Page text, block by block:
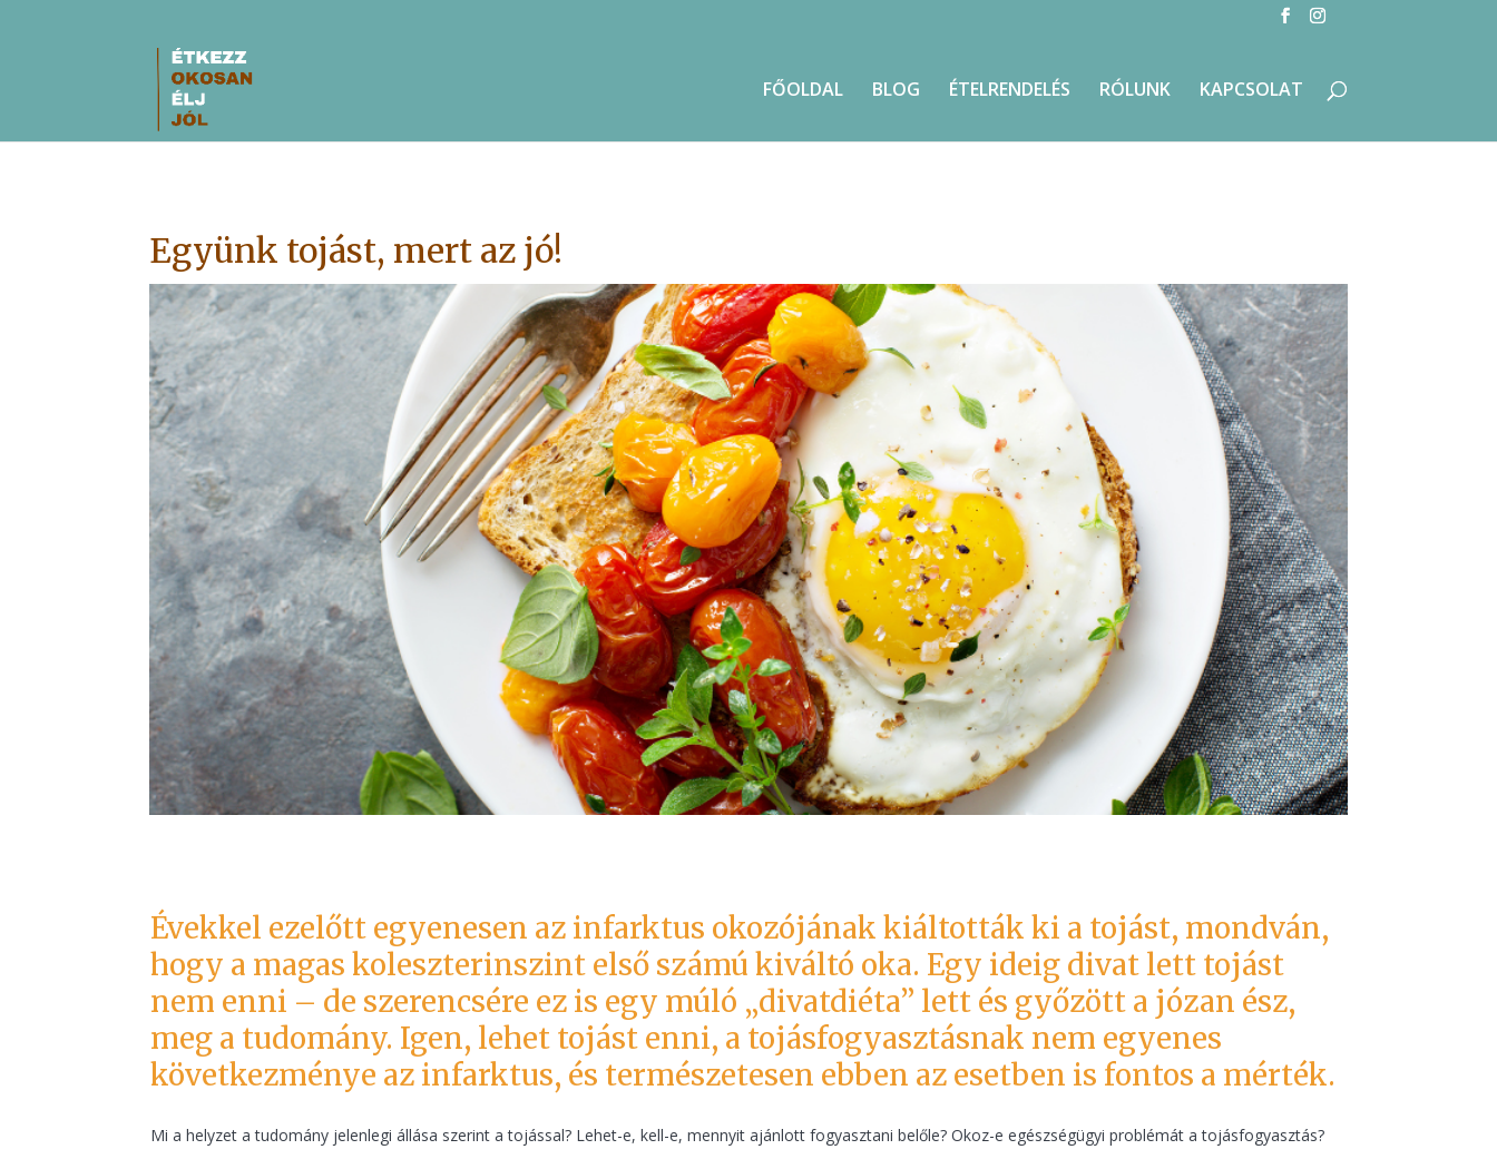
FŐOLDAL BLOG ÉTELRENDELÉS RÓLUNK KAPCSOLAT
Együnk tojást, mert az jó!
Évekkel ezelőtt egyenesen az infarktus okozójának kiáltották ki a tojást, mondván,
hogy a magas koleszterinszint első számú kiváltó oka. Egy ideig divat lett tojást
nem enni – de szerencsére ez is egy múló „divatdiéta” lett és győzött a józan ész,
meg a tudomány. Igen, lehet tojást enni, a tojásfogyasztásnak nem egyenes
következménye az infarktus, és természetesen ebben az esetben is fontos a mérték.
Mi a helyzet a tudomány jelenlegi állása szerint a tojással? Lehet-e, kell-e, mennyit ajánlott fogyasztani belőle? Okoz-e egészségügyi problémát a tojásfogyasztás?